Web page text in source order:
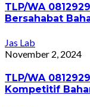
TLP/WA
Bersahabat
Jas Lab
November 2, 2024
TLP/WA
Kompetitif